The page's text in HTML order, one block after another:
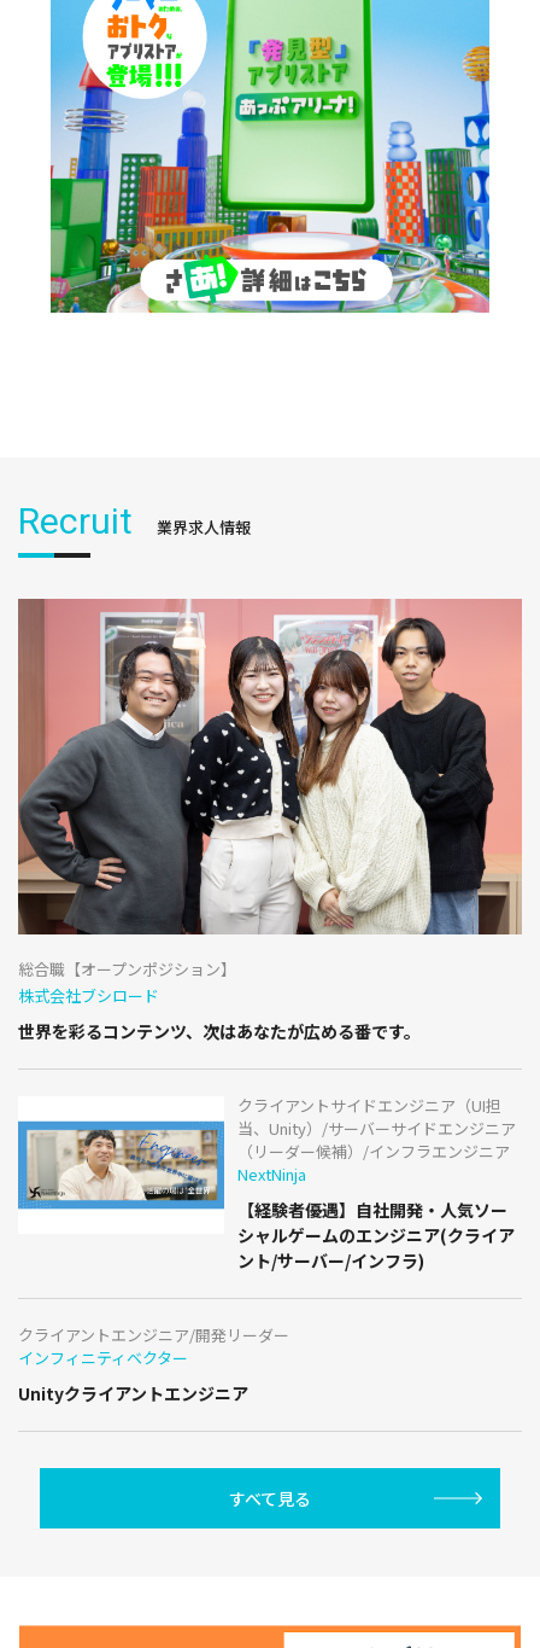
Recruit 業界求人情報
総合職【オープンポジション】
株式会社ブシロード
世界を彩るコンテンツ、次はあなたが広める番です。
クライアントサイドエンジニア（UI担
当、Unity）/サーバーサイドエンジニア
（リーダー候補）/インフラエンジニア
NextNinja
【経験者優遇】自社開発・人気ソー
シャルゲームのエンジニア(クライア
ント/サーバー/インフラ)
クライアントエンジニア/開発リーダー
インフィニティベクター
Unityクライアントエンジニア
すべて見る